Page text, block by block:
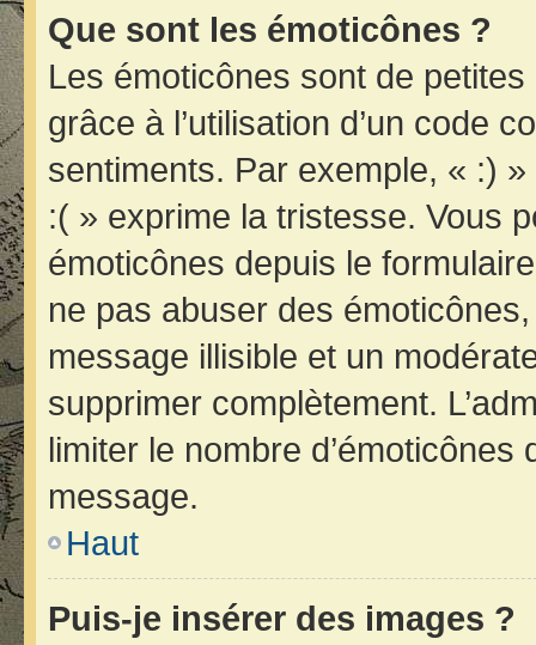
Que sont les émoticônes ?
Les émoticônes sont de
grâce à l’utilisation d’un code
sentiments. Par exemple, « :)
:( » exprime la tristesse. Vous
émoticônes depuis le
ne pas abuser des
message illisible et un
supprimer complètement.
limiter le nombre
message.
Haut
Puis-je insérer des images ?